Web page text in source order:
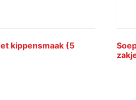
kippensmaak (5